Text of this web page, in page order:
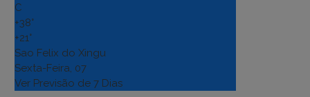
C
+38°
+21°
Sao Felix do Xingu
Sexta-Feira, 07
Ver Previsão de 7 Dias